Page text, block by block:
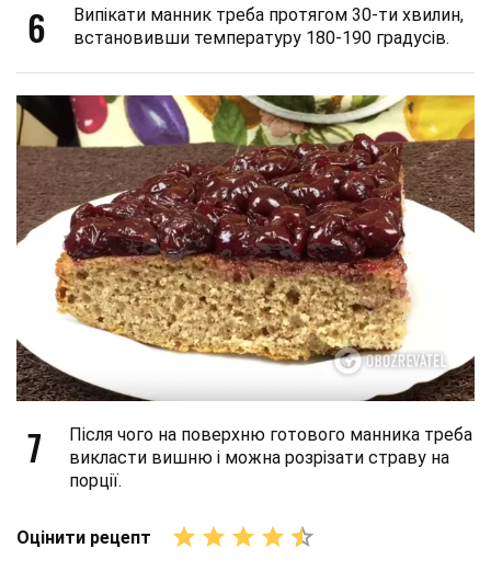
6
Випікати манник треба протягом 30-ти хвилин,
встановивши температуру 180-190 градусів.
7
Після чого на поверхню готового манника треба
викласти вишню і можна розрізати страву на
порції.
Оцінити рецепт